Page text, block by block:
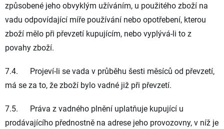
způsobené jeho obvyklým užíváním, u použitého zboží na
vadu odpovídající míře používání nebo opotřebení, kterou
zboží mělo při převzetí kupujícím, nebo vyplývá-li to z
povahy zboží.
7.4. Projeví-li se vada v průběhu šesti měsíců od převzetí,
má se za to, že zboží bylo vadné již při převzetí.
7.5. Práva z vadného plnění uplatňuje kupující u
prodávajícího přednostně na adrese jeho provozovny, v níž je